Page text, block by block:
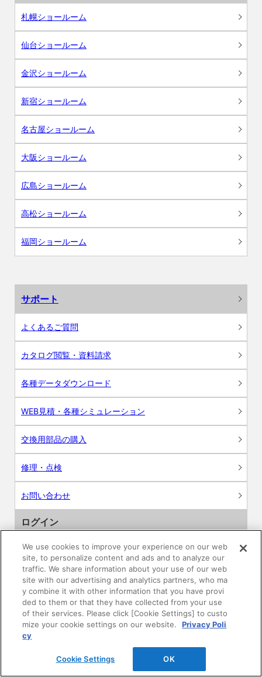
札幌ショールーム
仙台ショールーム
金沢ショールーム
新宿ショールーム
名古屋ショールーム
大阪ショールーム
広島ショールーム
高松ショールーム
福岡ショールーム
サポート
よくあるご質問
カタログ閲覧・資料請求
各種データダウンロード
WEB見積・各種シミュレーション
交換用部品の購入
修理・点検
お問い合わせ
ログイン
建築・設計関係者様向けサイト
ユーザー登録サービス
WEB見積システム
収納プランニングソフト
We use cookies to improve your experience on our web
site, to personalize content and ads and to analyze our
traffic. We share information about your use of our web
site with our advertising and analytics partners, who ma
y combine it with other information that you have provi
ded to them or that they have collected from your use
of their services. Please click [Cookie Settings] to custo
mize your cookie settings on our website.
Privacy Poli
cy
Cookie Settings OK